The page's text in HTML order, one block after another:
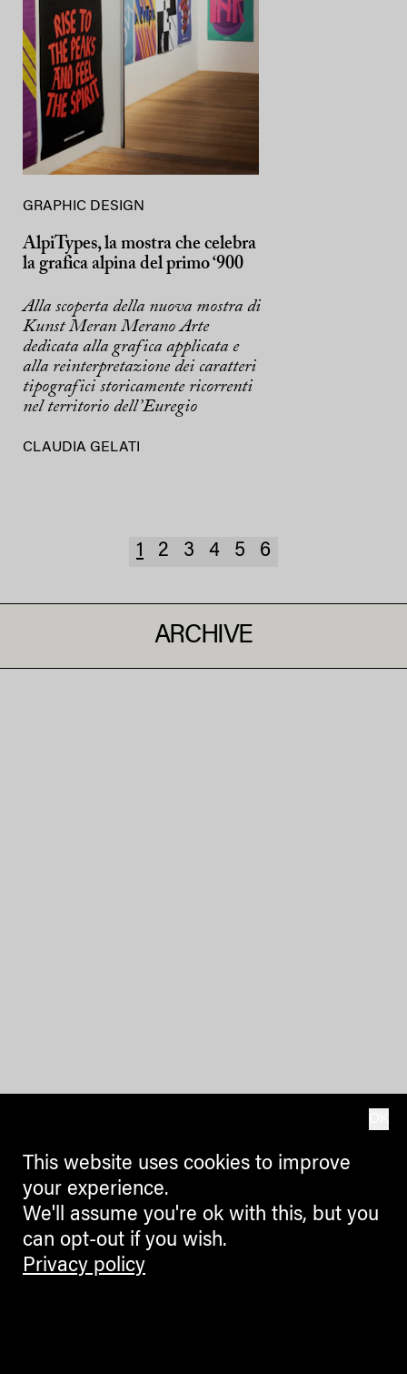
GRAPHIC DESIGN
AlpiTypes, la mostra che celebra
la grafica alpina del primo ‘900
Alla scoperta della nuova mostra di
Kunst Meran Merano Arte
dedicata alla grafica applicata e
alla reinterpretazione dei caratteri
tipografici storicamente ricorrenti
nel territorio dell’Euregio
CLAUDIA GELATI
1 2 3 4 5 6
ARCHIVE
This website uses cookies to improve
your experience.
We'll assume you're ok with this, but you
can opt-out if you wish.
Privacy policy